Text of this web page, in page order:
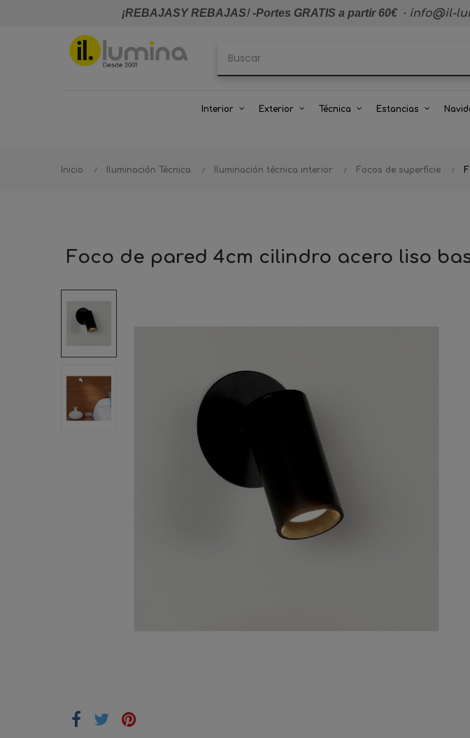
¡REBAJASY REBAJAS!-Portes GRATIS a partir 60€· info@il-
Interior Exterior Técnica Estancias
Inicio Iluminación Técnica Iluminación técnica interior Focos de superficie
Foco de pared 4cm cilindro acero liso